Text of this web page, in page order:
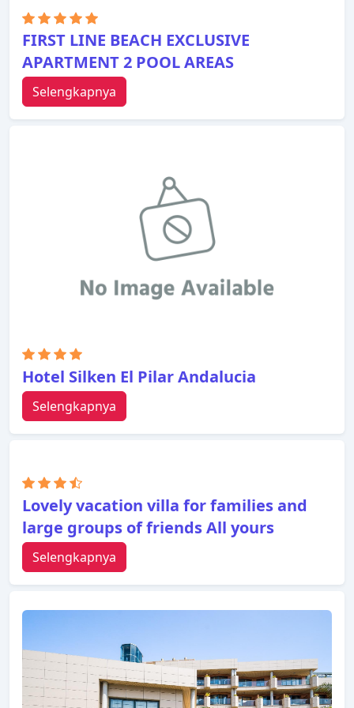
FIRST LINE BEACH EXCLUSIVE
APARTMENT 2 POOL AREAS
Selengkapnya
Hotel Silken El Pilar Andalucia
Selengkapnya
Lovely vacation villa for families and
large groups of friends All yours
Selengkapnya